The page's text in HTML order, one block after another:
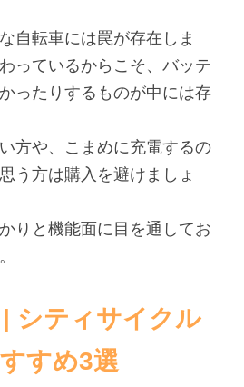
自転車には罠が存在しま
っているからこそ、バッテ
ったりするものが中には存
方や、こまめに充電するの
う方は購入を避けましょ
りと機能面に目を通してお
シティサイクル
すめ3選